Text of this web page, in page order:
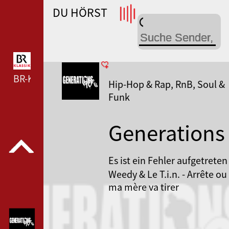
WDR 4 --- WDR 4 ---
BR-KLASSIK --- BR-KLASSIK ---
DU HÖRST
Hip-Hop & Rap, RnB, Soul &
Funk
Generations
90
Es ist ein Fehler aufgetreten
Weedy & Le T.i.n. - Arrête ou
ma mère va tirer